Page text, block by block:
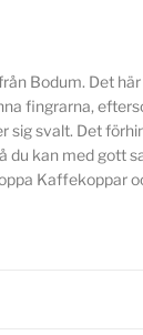
Bodum. Det
fingrarna,
sig svalt. Det
du kan med gott
Kaffekoppar